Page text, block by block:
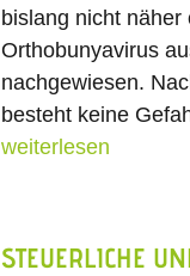
bislang nicht näher
Orthobunyavirus
nachgewiesen.
besteht keine
weiterlesen
STEUERLICHE